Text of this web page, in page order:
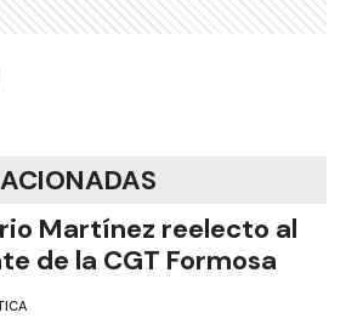
Martínez reelecto al
de la CGT Formosa